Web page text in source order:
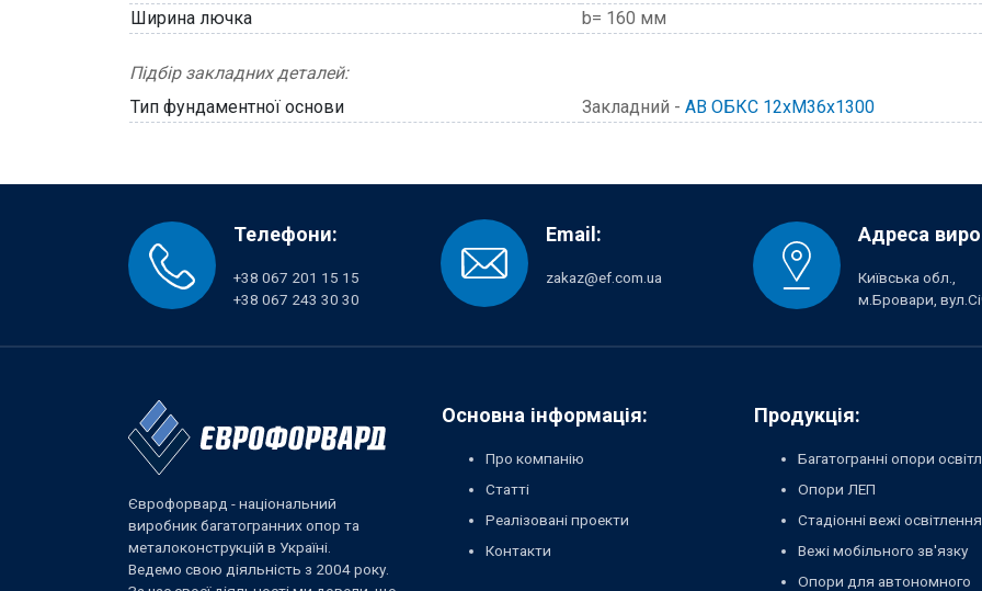
Ширина лючка
b= 160 мм
Підбір закладних деталей:
Тип фундаментної основи
Закладний - АВ ОБКС 12хМ36х1300
Телефони:
+38 067 201 15 15
+38 067 243 30 30
Email:
zakaz@ef.com.ua
Адреса
Київська обл.,
м.Бровари,
Єврофорвард - національний
виробник багатогранних опор та
металоконструкцій в Україні.
Ведемо свою діяльність з 2004 року.
Основна інформація:
Про компанію
Статті
Реалізовані проекти
Контакти
Продукція:
Багатогранні опори
Опори ЛЕП
Стадіонні вежі освітлення
Вежі мобільного зв'язку
Опори для автономного